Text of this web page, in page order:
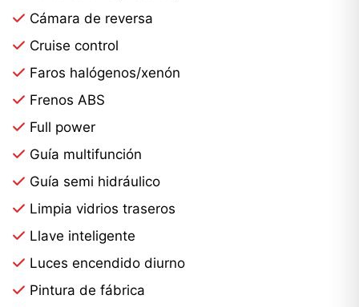
Cámara de reversa
Cruise control
Faros halógenos/xenón
Frenos ABS
Full power
Guía multifunción
Guía semi hidráulico
Limpia vidrios traseros
Llave inteligente
Luces encendido diurno
Pintura de fábrica